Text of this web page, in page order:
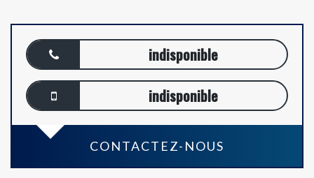
indisponible
indisponible
CONTACTEZ-NOUS